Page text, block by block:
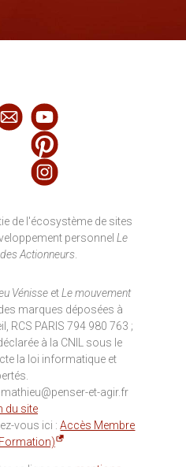
de l'écosystème de sites
personnelLe
Actionneurs.
Vénisse et Le mouvement
marques déposées à
RCS PARIS 794 980 763 ;
à la CNIL sous le
la loi informatique et
et-agir.fr
du site
vous ici :Accès Membre